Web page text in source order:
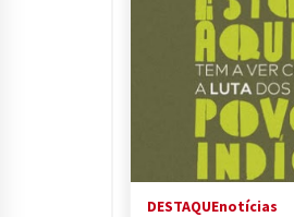
DESTAQUEnotícias